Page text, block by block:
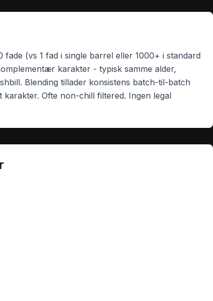
(vs 1 fad i single barrel eller 1000+ i standard
karakter - typisk samme alder,
Blending tillader konsistens batch-til-batch
karakter. Ofte non-chill filtered. Ingen legal